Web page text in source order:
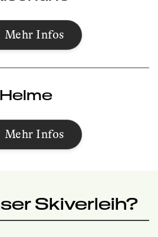
Mehr Infos
Helme
Mehr Infos
Skiverleih?